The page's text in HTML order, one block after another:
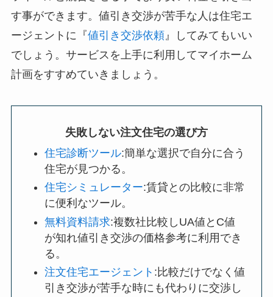
す事ができます。値引き交渉が苦手な人は住宅エ
ージェントに『値引き交渉依頼』してみてもいい
でしょう。サービスを上手に利用してマイホーム
計画をすすめていきましょう。
失敗しない注文住宅の選び方
住宅診断ツール:簡単な選択で自分に合う
住宅が見つかる。
住宅シミュレーター:賃貸との比較に非常
に便利なツール。
無料資料請求:複数社比較しUA値とC値
が知れ値引き交渉の価格参考に利用でき
る。
注文住宅エージェント :比較だけでなく値
引き交渉が苦手な時にも代わりに交渉し